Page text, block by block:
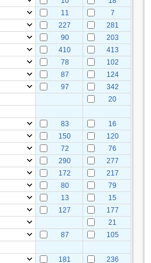
11
7
227
281
90
203
410
413
78
102
87
124
97
342
20
83
16
150
120
72
76
290
277
172
217
80
79
13
15
127
177
21
87
105
181 236